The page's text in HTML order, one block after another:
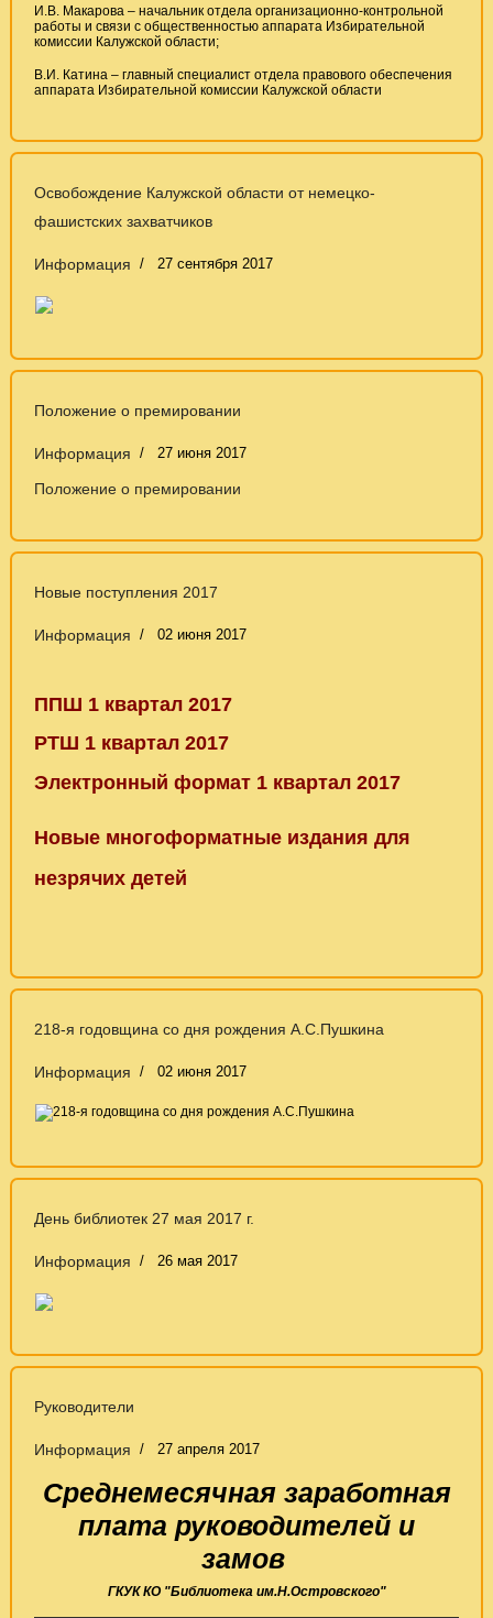
И.В. Макарова – начальник отдела организационно-контрольной
работы и связи с общественностью аппарата Избирательной
комиссии Калужской области;
В.И. Катина – главный специалист отдела правового обеспечения
аппарата Избирательной комиссии Калужской области
Освобождение Калужской области от немецко-
фашистских захватчиков
Информация 27 сентября 2017
Положение о премировании
Информация 27 июня 2017
Положение о премировании
Новые поступления 2017
Информация 02 июня 2017
ППШ 1 квартал 2017
РТШ 1 квартал 2017
Электронный формат 1 квартал 2017
Новые многоформатные издания для
незрячих детей
218-я годовщина со дня рождения А.С.Пушкина
Информация 02 июня 2017
День библиотек 27 мая 2017 г.
Информация 26 мая 2017
Руководители
Информация 27 апреля 2017
Среднемесячная заработная
плата руководителей и
замов
ГКУК КО "Библиотека им.Н.Островского"